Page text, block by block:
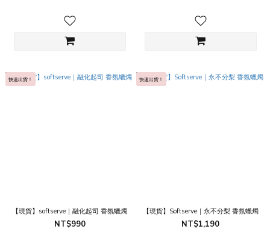
快速出貨！
【現貨】softserve｜融化起司 香氛蠟燭
NT$990
快速出貨！
【現貨】Softserve｜永不分梨 香氛蠟燭
NT$1,190